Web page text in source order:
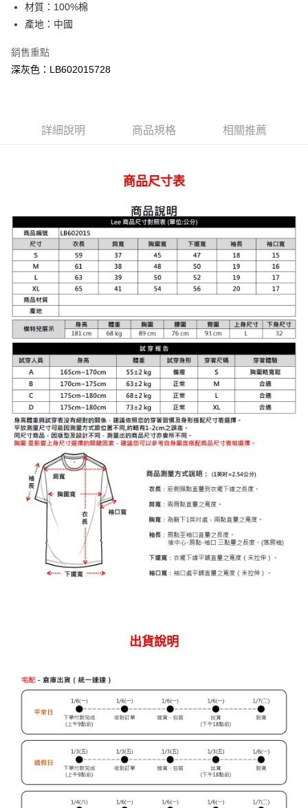
國泰世華商業銀行
臺灣中小企業銀行
聯邦商業銀行
元大商業銀行
Apple Pay
Google Pay
相關說明
１．簡單：不需註冊會員、不需綁卡、不需儲值。
３．安心：先確認商品／服務後，再付款。
【「AFTEE先享後付」結帳流程】
１．於結帳方式選擇「AFTEE先享後付」後，將跳轉至「AFTEE先享後付」
結帳頁面，進行簡訊認證並確認金額後，即可完成結帳。
２．訂單成立數日內，您將收到繳費通知簡訊。
３．收到繳費通知簡訊後14天內，點擊此簡訊中的連結，可透過四大超商／
ATM／網路銀行／等多元方式進行付款，方視為交易完成。
※ 請注意：結帳手續完成當下不需立刻繳費，但若您需要取消訂單，請聯絡
購買商品的店家。未經商家同意取消之訂單仍視為有效，需透過AFTEE先享
後付繳納相關費用。
※ 交易是否成功請以「AFTEE先享後付 」之結帳頁面顯示為準，若有關於
是否繳費成功／繳費後需取消欲退款等相關疑問，請聯繫「AFTEE先享後付
客戶支援中心」https://netprotections.freshdesk.com/support/home
【注意事項】
１．透過由恩沛科技股份有限公司提供之「AFTEE先享後付」服務完成之交
易，需依本服務之必要範圍內提供個人資料，並將交易相關給付款項請求債
權轉讓予恩沛科技股份有限公司。
２．關於個人資料處理事宜，請瀏覽以下網址：
https://aftee.tw/terms/#terms3
３．未成年的使用者請事先徵得法定代理人或監護人之同意方可使用
「AFTEE先享後付」，若未經同意申辦者引起之損失，本公司不負相關責
任。
４．使用「AFTEE先享後付」時，將依據個別帳號之用戶狀況，依本公司即
時審查核予不同之上限額度；若仍有額度不足之情形，本公司將視審查結果
請求用戶進行身份認證。
５．嚴禁一人註冊多個帳號或使用他人資訊註冊。若發現惡意使用之情形，
恩沛科技股份有限公司將有權停止該用戶之使用額度並採取法律行動。
全家 取貨付款
每筆NT$80，滿NT$2,000(含以上)免運費
付款後 全家取貨
每筆NT$80，滿NT$2,000(含以上)免運費
7-11 取貨付款
每筆NT$80，滿NT$2,000(含以上)免運費
每筆NT$80，滿NT$2,000(含以上)免運費
宅配
每筆NT$120，滿NT$2,000(含以上)免運費
離島宅配
每筆NT$240
門市自取【環保愛地球｜自備購物袋 | 出貨後10天內通知取貨】
免運費
國家/地區配送
材質：100%棉
產地：中國
銷售重點
深灰色：LB602015728
詳細說明 商品規格 相關推薦
商品尺寸表
出貨說明